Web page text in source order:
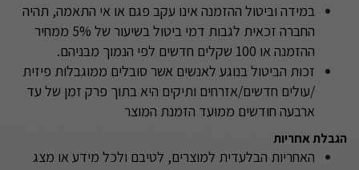
במידה וביטול ההזמנה אינו עקב פגם או אי התאמה, תהיה
החברה זכאית לגבות דמי ביטול בשיעור של 5% ממחיר
ההזמנה או 100 שקלים חדשים לפי הנמוך מבניהם.
זכות הביטול בנוגע לאנשים אשר סובלים ממוגבלות פיזית
/עולים חדשים/אזרחים ותיקים היא בתוך פרק זמן של עד
ארבעה חודשים ממועד הזמנת המוצר
הגבלת אחריות
האחריות הבלעדית למוצרים, לטיבם ולכל מידע או מצג